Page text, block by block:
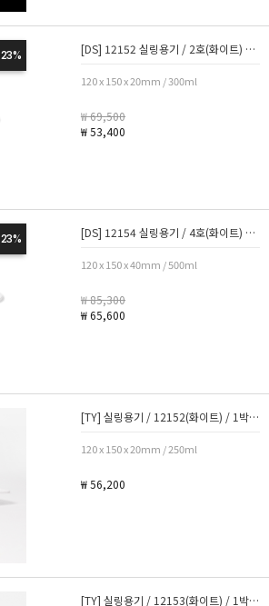
23% [DS] 12152 실링용기 / 2호(화이트) / 1박스 800개
120 x 150 x 20mm / 300ml
₩ 69,500
₩ 53,400
23% [DS] 12154 실링용기 / 4호(화이트) / 1박스 800개
120 x 150 x 40mm / 500ml
₩ 85,300
₩ 65,600
[TY] 실링용기 / 12152(화이트) / 1박스 1000개
120 x 150 x 20mm / 250ml
₩ 56,200
[TY] 실링용기 / 12153(화이트) / 1박스 1000개